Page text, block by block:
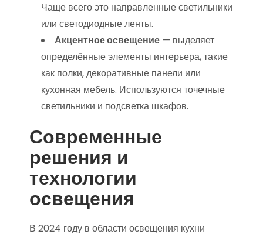
Чаще всего это направленные светильники
или светодиодные ленты.
Акцентное освещение — выделяет
определённые элементы интерьера, такие
как полки, декоративные панели или
кухонная мебель. Используются точечные
светильники и подсветка шкафов.
Современные
решения и
технологии
освещения
В 2024 году в области освещения кухни